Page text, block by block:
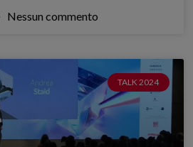
Nessun commento
TALK 2024